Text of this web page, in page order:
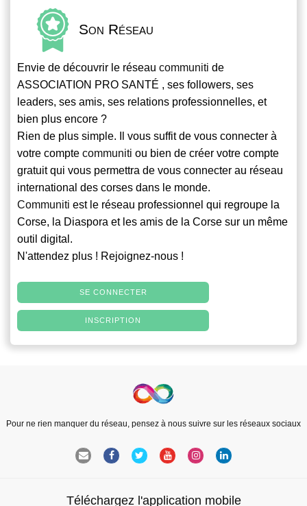
Son Réseau
Envie de découvrir le réseau communiti de
ASSOCIATION PRO SANTÉ , ses followers, ses
leaders, ses amis, ses relations professionnelles, et
bien plus encore ?
Rien de plus simple. Il vous suffit de vous connecter à
votre compte communiti ou bien de créer votre compte
gratuit qui vous permettra de vous connecter au réseau
international des corses dans le monde.
Communiti est le réseau professionnel qui regroupe la
Corse, la Diaspora et les amis de la Corse sur un même
outil digital.
N'attendez plus ! Rejoignez-nous !
SE CONNECTER
INSCRIPTION
Pour ne rien manquer du réseau, pensez à nous suivre sur les réseaux sociaux
Téléchargez l'application mobile